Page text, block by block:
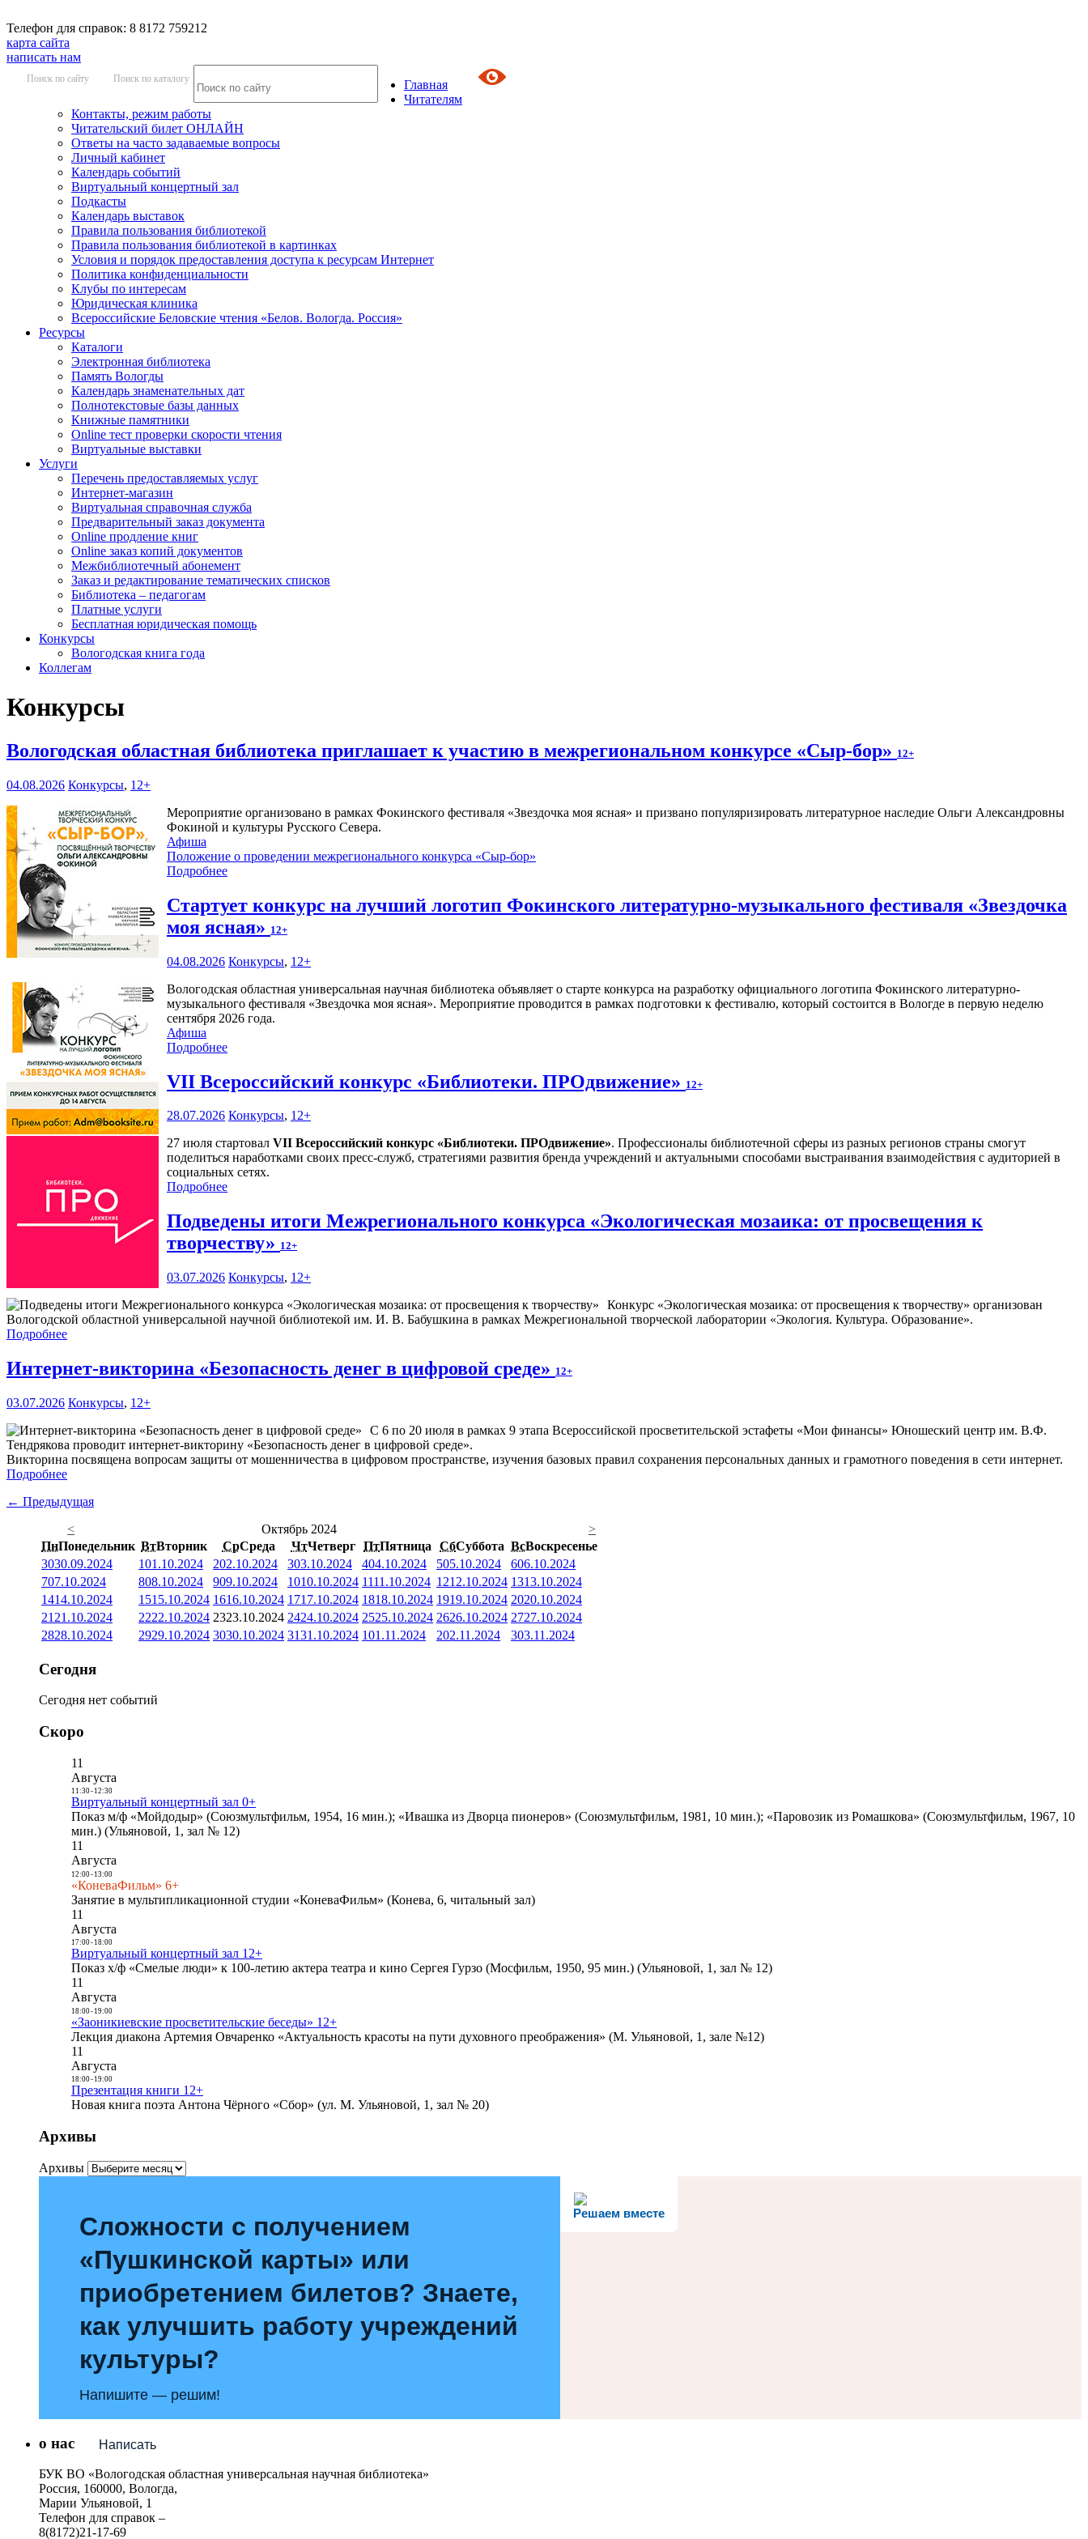
Телефон для справок: 8 8172 759212
карта сайта
написать нам
Поиск по сайту Поиск по каталогу
Главная
Читателям
Контакты, режим работы
Читательский билет ОНЛАЙН
Ответы на часто задаваемые вопросы
Личный кабинет
Календарь событий
Виртуальный концертный зал
Подкасты
Календарь выставок
Правила пользования библиотекой
Правила пользования библиотекой в картинках
Условия и порядок предоставления доступа к ресурсам Интернет
Политика конфиденциальности
Клубы по интересам
Юридическая клиника
Всероссийские Беловские чтения «Белов. Вологда. Россия»
Ресурсы
Каталоги
Электронная библиотека
Память Вологды
Календарь знаменательных дат
Полнотекстовые базы данных
Книжные памятники
Online тест проверки скорости чтения
Виртуальные выставки
Услуги
Перечень предоставляемых услуг
Интернет-магазин
Виртуальная справочная служба
Предварительный заказ документа
Online продление книг
Online заказ копий документов
Межбиблиотечный абонемент
Заказ и редактирование тематических списков
Библиотека – педагогам
Платные услуги
Бесплатная юридическая помощь
Конкурсы
Вологодская книга года
Коллегам
Конкурсы
Вологодская областная библиотека приглашает к участию в межрегиональном конкурсе «Сыр-бор» 12+
04.08.2026 Конкурсы, 12+
Мероприятие организовано в рамках Фокинского фестиваля «Звездочка моя ясная» и призвано популяризировать литературное наследие Ольги Александровны
Фокиной и культуры Русского Севера.
Афиша
Положение о проведении межрегионального конкурса «Сыр-бор»
Подробнее
Стартует конкурс на лучший логотип Фокинского литературно-музыкального фестиваля «Звездочка
моя ясная» 12+
04.08.2026 Конкурсы, 12+
Вологодская областная универсальная научная библиотека объявляет о старте конкурса на разработку официального логотипа Фокинского литературно-
музыкального фестиваля «Звездочка моя ясная». Мероприятие проводится в рамках подготовки к фестивалю, который состоится в Вологде в первую неделю
сентября 2026 года.
Афиша
Подробнее
VII Всероссийский конкурс «Библиотеки. ПРОдвижение» 12+
28.07.2026 Конкурсы, 12+
27 июля стартовал VII Всероссийский конкурс «Библиотеки. ПРОдвижение». Профессионалы библиотечной сферы из разных регионов страны смогут
поделиться наработками своих пресс-служб, стратегиями развития бренда учреждений и актуальными способами выстраивания взаимодействия с аудиторией в
социальных сетях.
Подробнее
Подведены итоги Межрегионального конкурса «Экологическая мозаика: от просвещения к
творчеству» 12+
03.07.2026 Конкурсы, 12+
Конкурс «Экологическая мозаика: от просвещения к творчеству» организован
Вологодской областной универсальной научной библиотекой им. И. В. Бабушкина в рамках Межрегиональной творческой лаборатории «Экология. Культура. Образование».
Подробнее
Интернет-викторина «Безопасность денег в цифровой среде» 12+
03.07.2026 Конкурсы, 12+
С 6 по 20 июля в рамках 9 этапа Всероссийской просветительской эстафеты «Мои финансы» Юношеский центр им. В.Ф.
Тендрякова проводит интернет-викторину «Безопасность денег в цифровой среде».
Викторина посвящена вопросам защиты от мошенничества в цифровом пространстве, изучения базовых правил сохранения персональных данных и грамотного поведения в сети интернет.
Подробнее
← Предыдущая
<
Октябрь 2024
>
ПнПонедельник ВтВторник СрСреда ЧтЧетверг ПтПятница СбСуббота ВсВоскресенье
3030.09.2024 101.10.2024 202.10.2024 303.10.2024 404.10.2024 505.10.2024 606.10.2024
707.10.2024 808.10.2024 909.10.2024 1010.10.2024 1111.10.2024 1212.10.2024 1313.10.2024
1414.10.2024 1515.10.2024 1616.10.2024 1717.10.2024 1818.10.2024 1919.10.2024 2020.10.2024
21 21.10.2024 2222.10.2024 2323.10.2024 2424.10.2024 2525.10.2024 2626.10.2024 2727.10.2024
2828.10.2024 2929.10.2024 3030.10.2024 3131.10.2024 101.11.2024 202.11.2024 303.11.2024
Сегодня
Сегодня нет событий
Скоро
11
Августа
11:30- 12:30
Виртуальный концертный зал 0+
Показ м/ф «Мойдодыр» (Союзмультфильм, 1954, 16 мин.); «Ивашка из Дворца пионеров» (Союзмультфильм, 1981, 10 мин.); «Паровозик из Ромашкова» (Союзмультфильм, 1967, 10
мин.) (Ульяновой, 1, зал № 12)
11
Августа
12:00- 13:00
«КоневаФильм» 6+
Занятие в мультипликационной студии «КоневаФильм» (Конева, 6, читальный зал)
11
Августа
17:00- 18:00
Виртуальный концертный зал 12+
Показ х/ф «Смелые люди» к 100-летию актера театра и кино Сергея Гурзо (Мосфильм, 1950, 95 мин.) (Ульяновой, 1, зал № 12)
11
Августа
18:00- 19:00
«Заоникиевские просветительские беседы» 12+
Лекция диакона Артемия Овчаренко «Актуальность красоты на пути духовного преображения» (М. Ульяновой, 1, зале №12)
11
Августа
18:00- 19:00
Презентация книги 12+
Новая книга поэта Антона Чёрного «Сбор» (ул. М. Ульяновой, 1, зал № 20)
Архивы
Архивы
Решаем вместе
Сложности с получением
«Пушкинской карты» или
приобретением билетов? Знаете,
как улучшить работу учреждений
культуры?
Напишите — решим!
Написать
о нас
БУК ВО «Вологодская областная универсальная научная библиотека»
Россия, 160000, Вологда,
Марии Ульяновой, 1
Телефон для справок –
8(8172)21-17-69